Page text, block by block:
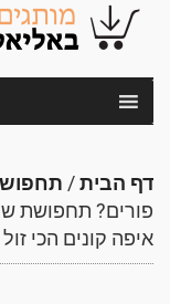
דף הבית/
פורים? תחפושת
איפה קונים הכי זול